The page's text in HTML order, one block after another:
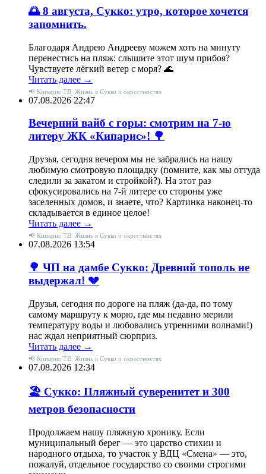
🌅 8 августа, Сукко: утро, которое хочется
запомнить.
Благодаря Андрею Андрееву можем хоть на минуту
перенестись на пляж: слышите этот шум прибоя?
Чувствуете лёгкий ветер с моря? 🌊
Читать далее →
📢 Кипарис ТВ: Жизнь в Сукко и окрестностях
07.08.2026 22:47
Вечерний вайб с горы: смотрим на 7-ю
литеру ЖК «Кипарис»! 🌳
Друзья, сегодня вечером мы не забрались на нашу
любимую смотровую площадку (помните, как мы оттуда
следили за закатом и стройкой?). На этот раз
сфокусировались на 7-й литере со стороны уже
заселенных домов, и знаете, что? Картинка наконец-то
складывается в единое целое!
Читать далее →
📢 Кипарис ТВ: Жизнь в Сукко и окрестностях
07.08.2026 13:54
🌳 ЧП на дамбе Сукко: Древний тополь не
выдержал! 💔
Друзья, сегодня по дороге на пляж (да-да, по тому
самому маршруту к морю, где мы недавно мерили
температуру воды и любовались утренними волнами!)
нас ждал неприятный сюрприз.
Читать далее →
📢 Кипарис ТВ: Жизнь в Сукко и окрестностях
07.08.2026 12:34
🏖 Сукко: Пляжный суверенитет и 300
метров безопасности
Продолжаем нашу пляжную хронику. Если
муниципальный берег — это царство стихии и
народного отдыха, то участок у ВДЦ «Смена» — это,
пожалуй, отдельное государство со своими строгими